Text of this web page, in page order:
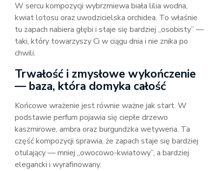
W sercu kompozycji wybrzmiewa biała lilia wodna,
kwiat lotosu oraz uwodzicielska orchidea. To właśnie
tu zapach nabiera głębi i staje się bardziej „osobisty” —
taki, który towarzyszy Ci w ciągu dnia i nie znika po
chwili.
Trwałość i zmysłowe wykończenie
— baza, która domyka całość
Końcowe wrażenie jest równie ważne jak start. W
podstawie perfum pojawia się ciepłe drzewo
kaszmirowe, ambra oraz burgundzka wetyweria. Ta
część kompozycji sprawia, że zapach staje się bardziej
otulający — mniej „owocowo-kwiatowy”, a bardziej
elegancki i wyrafinowany.